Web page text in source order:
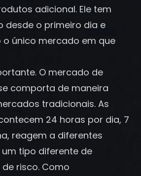
Entrar
adicional. Ele tem
desde o primeiro dia e
o único mercado em que
O mercado de
comporta de maneira
tradicionais. As
24 horas por dia, 7
reagem a diferentes
um tipo diferente de
risco. Como